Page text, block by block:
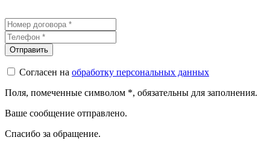
Согласен на обработку персональных данных
Поля, помеченные символом *, обязательны для заполнения.
Ваше сообщение отправлено.
Спасибо за обращение.